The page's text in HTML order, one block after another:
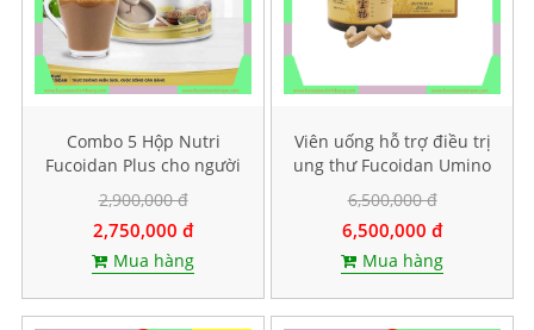
Combo 5 Hộp Nutri
Fucoidan Plus cho người
ăn kiêng, Mỗi hộp 500g
2,900,000 đ
2,750,000 đ
Mua hàng
Viên uống hỗ trợ điều trị
ung thư Fucoidan Umino
Takaramono, Hộp 130
viên
6,500,000 đ
6,500,000 đ
Mua hàng